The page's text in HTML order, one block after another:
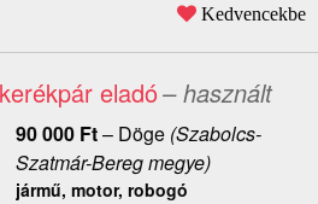
Kedvencekbe
eladó– használt
90 000 Ft– Döge(Szabolcs-
Szatmár-Bereg megye)
jármű, motor, robogó